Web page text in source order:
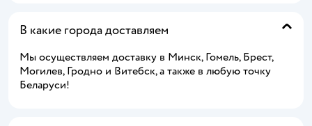
В какие города доставляем
Мы осуществляем доставку в Минск, Гомель, Брест,
Могилев, Гродно и Витебск, а также в любую точку
Беларуси!